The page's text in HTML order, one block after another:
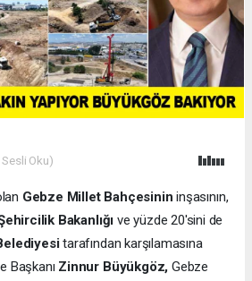
Oku)
Gebze Millet Bahçesinin inşasının,
Bakanlığı ve yüzde 20'sini de
tarafından karşılamasına
Başkanı Zinnur Büyükgöz, Gebze